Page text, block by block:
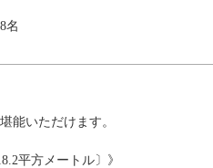
名
能いただけます。
平方メートル〕》